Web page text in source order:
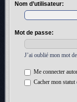
Nom d’utilisateur:
Mot de passe:
J’ai oublié mon mot
Me connecter
Cacher mon